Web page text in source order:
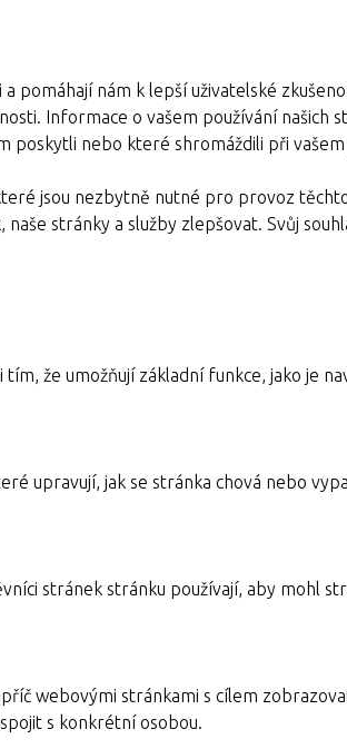
pomáhají nám k lepší uživatelské
Informace o vašem používání
nebo které shromáždili při vašem
jsou nezbytně nutné pro provoz
stránky a služby zlepšovat. Svůj
že umožňují základní funkce, jako je
upravují, jak se stránka chová nebo
stránek stránku používají, aby mohl
webovými stránkami s cílem
s konkrétní osobou.